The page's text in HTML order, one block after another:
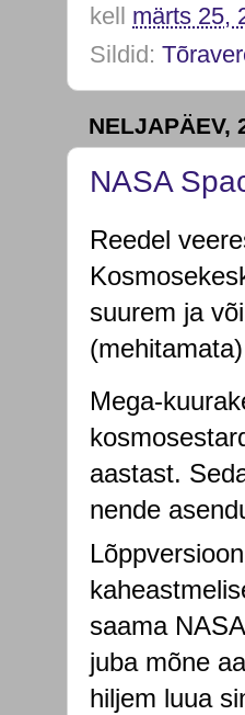
kell märts 25,
Sildid:
NELJAPÄEV,
NASA
Reedel
suurem ja
Mega-
aastast.
nende
saama
juba mõne
hiljem luua